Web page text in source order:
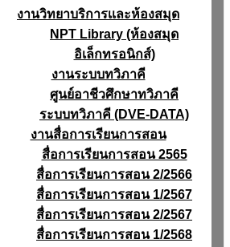
งานวิทยาบริการเเละห้องสมุด
NPT Library (ห้องสมุด
อิเล็กทรอนิกส์)
งานระบบทวิภาคี
ศูนย์อาชีวศึกษาทวิภาคี
ระบบทวิภาคี (DVE-DATA)
งานสื่อการเรียนการสอน
สื่อการเรียนการสอน 2565
สื่อการเรียนการสอน 2/2566
สื่อการเรียนการสอน 1/2567
สื่อการเรียนการสอน 2/2567
สื่อการเรียนการสอน 1/2568